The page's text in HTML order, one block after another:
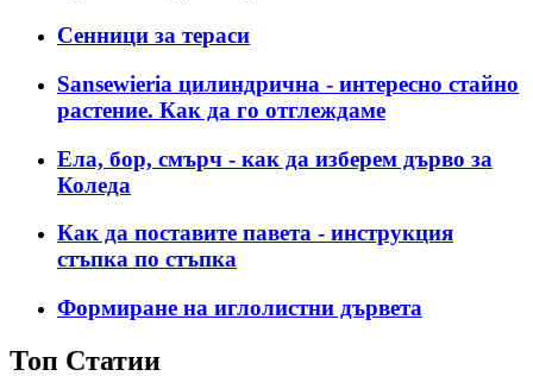
Сенници за тераси
Sansewieria цилиндрична - интересно стайно
растение. Как да го отглеждаме
Ела, бор, смърч - как да изберем дърво за
Коледа
Как да поставите павета - инструкция
стъпка по стъпка
Формиране на иглолистни дървета
Топ Статии